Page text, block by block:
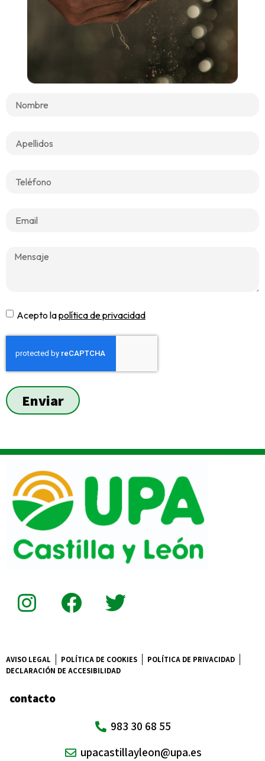
Acepto lapolítica de privacidad
Enviar
AVISO LEGAL POLÍTICA DE COOKIES
POLÍTICA DE PRIVACIDAD
DECLARACIÓN DE ACCESIBILIDAD
contacto
983 30 68 55
upacastillayleon@upa.es